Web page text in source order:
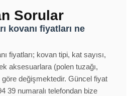
Sorular
kovanı fiyatları ne
fiyatları; kovan tipi, kat sayısı,
aksesuarlara (polen tuzağı,
değişmektedir. Güncel fiyat
39 numaralı telefondan bize